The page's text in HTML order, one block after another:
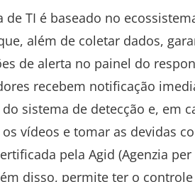
de TI é baseado no
além de coletar dados,
de alerta no painel do
recebem notificação
sistema de detecção e, em
vídeos e tomar as devidas
pela Agid (Agenzia
disso, permite ter o